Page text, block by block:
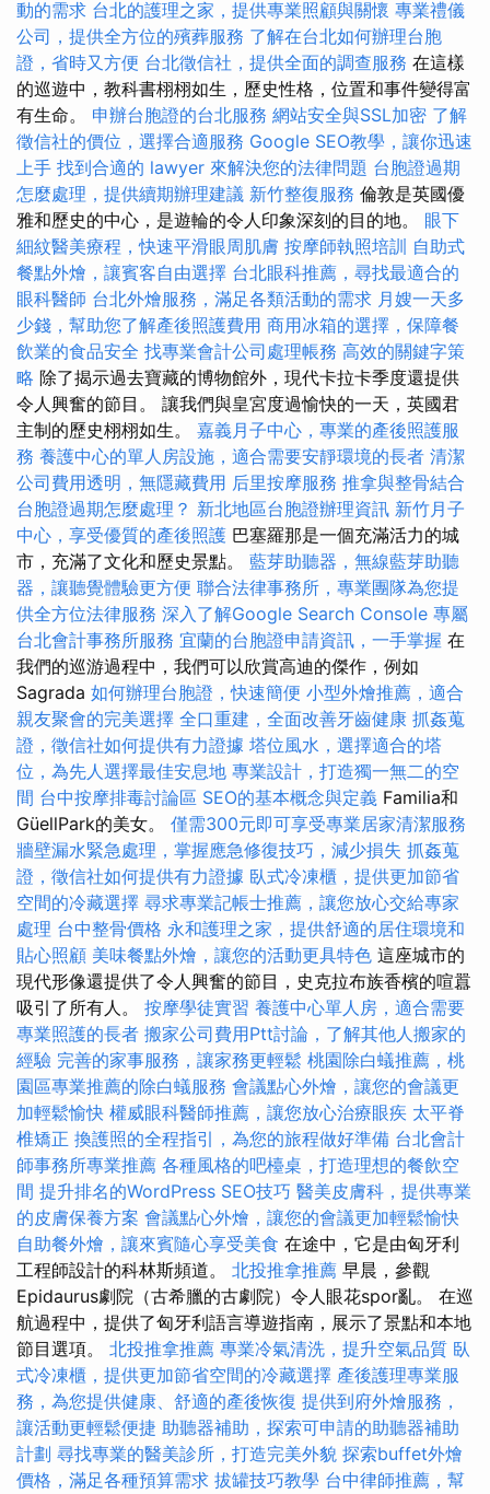
動的需求 台北的護理之家，提供專業照顧與關懷 專業禮儀
公司，提供全方位的殯葬服務 了解在台北如何辦理台胞
證，省時又方便 台北徵信社，提供全面的調查服務 在這樣
的巡遊中，教科書栩栩如生，歷史性格，位置和事件變得富
有生命。 申辦台胞證的台北服務 網站安全與SSL加密 了解
徵信社的價位，選擇合適服務 Google SEO教學，讓你迅速
上手 找到合適的 lawyer 來解決您的法律問題 台胞證過期
怎麼處理，提供續期辦理建議 新竹整復服務 倫敦是英國優
雅和歷史的中心，是遊輪的令人印象深刻的目的地。 眼下
細紋醫美療程，快速平滑眼周肌膚 按摩師執照培訓 自助式
餐點外燴，讓賓客自由選擇 台北眼科推薦，尋找最適合的
眼科醫師 台北外燴服務，滿足各類活動的需求 月嫂一天多
少錢，幫助您了解產後照護費用 商用冰箱的選擇，保障餐
飲業的食品安全 找專業會計公司處理帳務 高效的關鍵字策
略 除了揭示過去寶藏的博物館外，現代卡拉卡季度還提供
令人興奮的節目。 讓我們與皇宮度過愉快的一天，英國君
主制的歷史栩栩如生。 嘉義月子中心，專業的產後照護服
務 養護中心的單人房設施，適合需要安靜環境的長者 清潔
公司費用透明，無隱藏費用 后里按摩服務 推拿與整骨結合
台胞證過期怎麼處理？ 新北地區台胞證辦理資訊 新竹月子
中心，享受優質的產後照護 巴塞羅那是一個充滿活力的城
市，充滿了文化和歷史景點。 藍芽助聽器，無線藍芽助聽
器，讓聽覺體驗更方便 聯合法律事務所，專業團隊為您提
供全方位法律服務 深入了解Google Search Console 專屬
台北會計事務所服務 宜蘭的台胞證申請資訊，一手掌握 在
我們的巡游過程中，我們可以欣賞高迪的傑作，例如
Sagrada 如何辦理台胞證，快速簡便 小型外燴推薦，適合
親友聚會的完美選擇 全口重建，全面改善牙齒健康 抓姦蒐
證，徵信社如何提供有力證據 塔位風水，選擇適合的塔
位，為先人選擇最佳安息地 專業設計，打造獨一無二的空
間 台中按摩排毒討論區 SEO的基本概念與定義 Familia和
GüellPark的美女。 僅需300元即可享受專業居家清潔服務
牆壁漏水緊急處理，掌握應急修復技巧，減少損失 抓姦蒐
證，徵信社如何提供有力證據 臥式冷凍櫃，提供更加節省
空間的冷藏選擇 尋求專業記帳士推薦，讓您放心交給專家
處理 台中整骨價格 永和護理之家，提供舒適的居住環境和
貼心照顧 美味餐點外燴，讓您的活動更具特色 這座城市的
現代形像還提供了令人興奮的節目，史克拉布族香檳的喧囂
吸引了所有人。 按摩學徒實習 養護中心單人房，適合需要
專業照護的長者 搬家公司費用Ptt討論，了解其他人搬家的
經驗 完善的家事服務，讓家務更輕鬆 桃園除白蟻推薦，桃
園區專業推薦的除白蟻服務 會議點心外燴，讓您的會議更
加輕鬆愉快 權威眼科醫師推薦，讓您放心治療眼疾 太平脊
椎矯正 換護照的全程指引，為您的旅程做好準備 台北會計
師事務所專業推薦 各種風格的吧檯桌，打造理想的餐飲空
間 提升排名的WordPress SEO技巧 醫美皮膚科，提供專業
的皮膚保養方案 會議點心外燴，讓您的會議更加輕鬆愉快
自助餐外燴，讓來賓隨心享受美食 在途中，它是由匈牙利
工程師設計的科林斯頻道。 北投推拿推薦 早晨，參觀
Epidaurus劇院（古希臘的古劇院）令人眼花spor亂。 在巡
航過程中，提供了匈牙利語言導遊指南，展示了景點和本地
節目選項。 北投推拿推薦 專業冷氣清洗，提升空氣品質 臥
式冷凍櫃，提供更加節省空間的冷藏選擇 產後護理專業服
務，為您提供健康、舒適的產後恢復 提供到府外燴服務，
讓活動更輕鬆便捷 助聽器補助，探索可申請的助聽器補助
計劃 尋找專業的醫美診所，打造完美外貌 探索buffet外燴
價格，滿足各種預算需求 拔罐技巧教學 台中律師推薦，幫